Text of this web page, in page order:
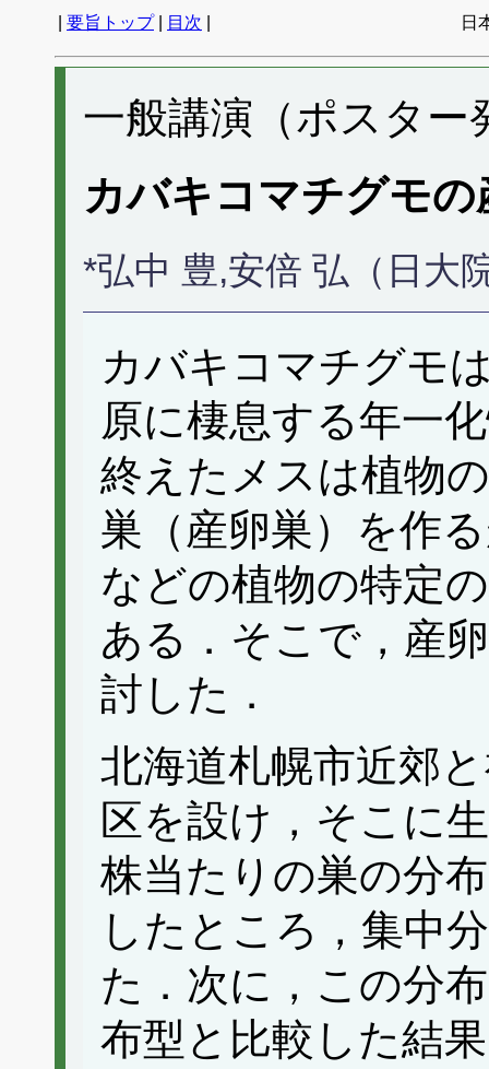
要旨トップ| 目次 日
一般講演（ポスター
カバキコマチグモ
*弘中 豊,安倍 弘（日大
カバキコマチグモ
原に棲息する年一
終えたメスは植物
巣（産卵巣）を作
などの植物の特定
ある．そこで，産
討した．
北海道札幌市近郊
区を設け，そこに
株当たりの巣の分
したところ，集中
た．次に，この分
布型と比較した結